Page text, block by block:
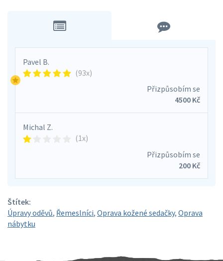
Pavel B.
(93x)
Přizpůsobím se
4500 Kč
Michal Z.
(1x)
Přizpůsobím se
200 Kč
Štítek:
Úpravy oděvů, Řemeslníci, Oprava kožené sedačky, Oprava
nábytku